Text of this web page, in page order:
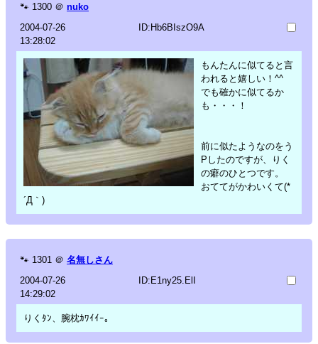
🐾 1300 ＠ nuko
2004-07-26
13:28:02
ID:Hb6BIszO9A
もんたんに似てると言
われると嬉しい！^^
でも確かに似てるか
も・・・！
前に似たようなのをう
Pしたのですが、りく
の癖のひとつです。
おててがかわいくて(*
´Д｀)
🐾 1301 ＠ 名無しさん
2004-07-26
14:29:02
ID:E1ny25.ElI
りくﾀﾝ、腕枕ｶﾜｲｲｰ。